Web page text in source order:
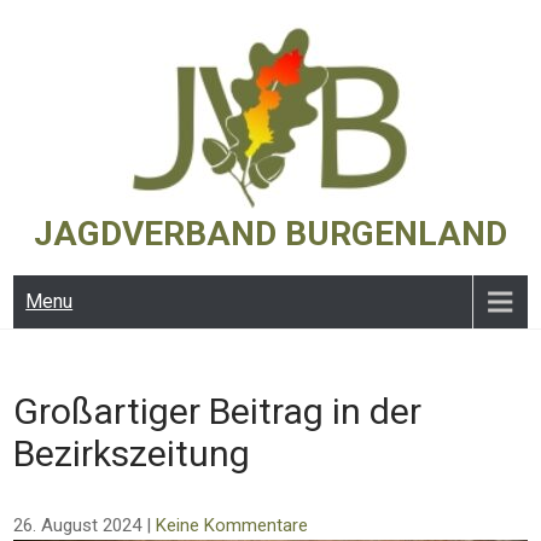
JAGDVERBAND BURGENLAND
Menu
Großartiger Beitrag in der
Bezirkszeitung
26. August 2024 |Keine Kommentare